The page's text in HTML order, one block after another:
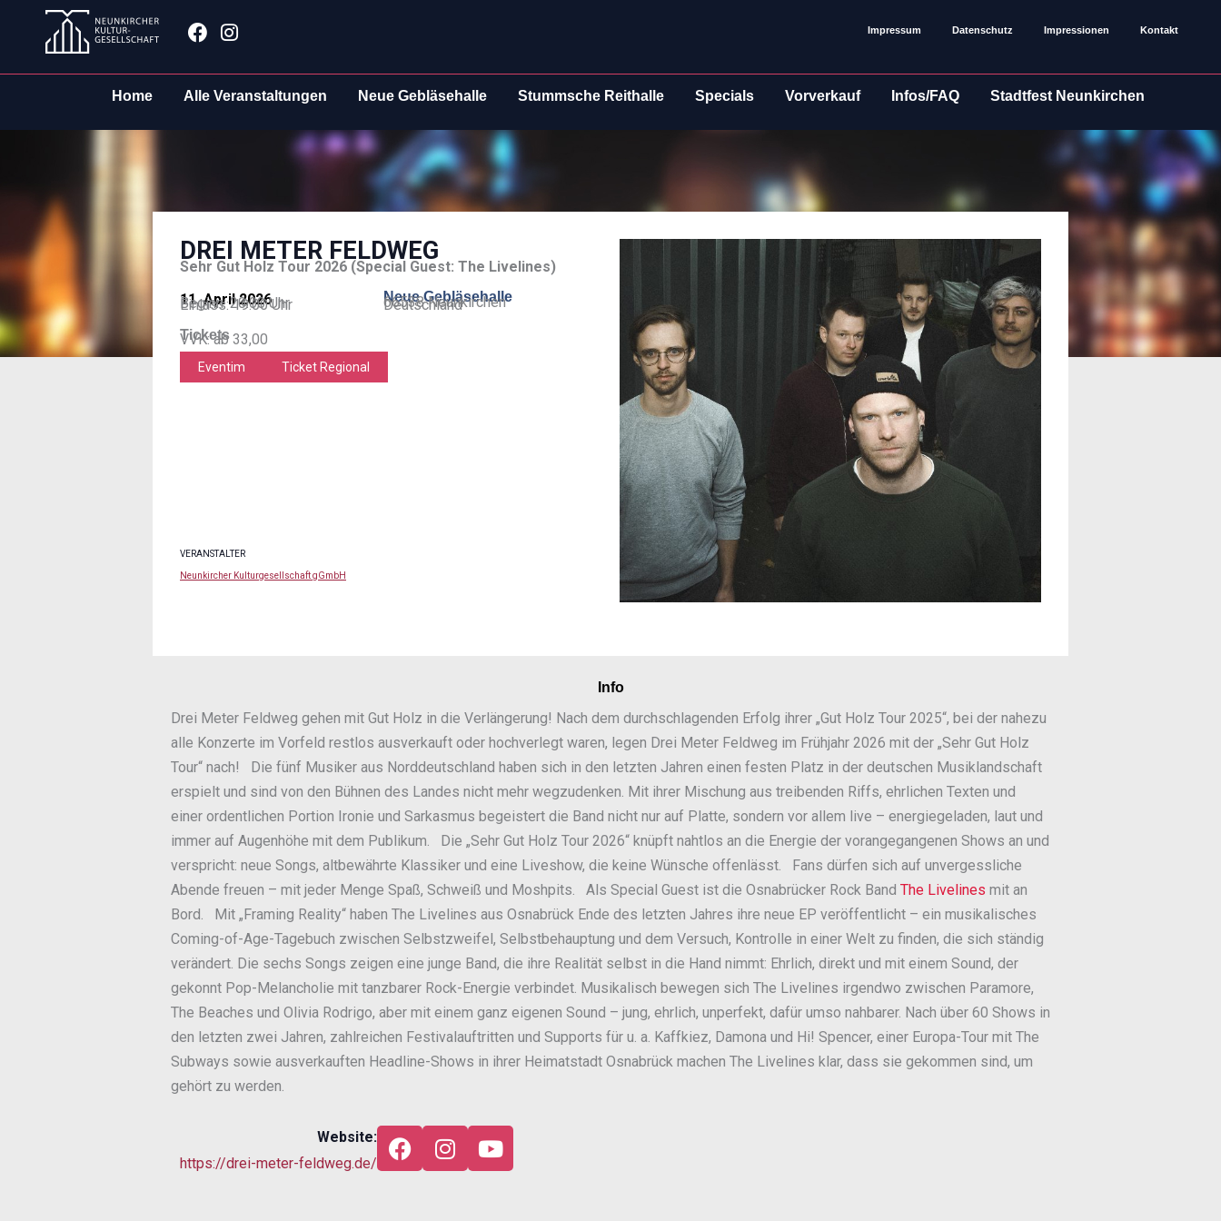
Facebook
Instagram Impressum Datenschutz Impressionen Kontakt
Home Alle Veranstaltungen Neue Gebläsehalle Stummsche Reithalle Specials Vorverkauf Infos/FAQ Stadtfest Neunkirchen
DREI METER FELDWEG
Sehr Gut Holz Tour 2026 (Special Guest: The Livelines)
Neue Gebläsehalle
66538 Neunkirchen
Deutschland
11. April 2026
Beginn: 20:00 Uhr
Einlass: 19:00 Uhr
Tickets
VVK: ab 33,00
Eventim Ticket Regional
VERANSTALTER
Neunkircher Kulturgesellschaft gGmbH
Info
Drei Meter Feldweg gehen mit Gut Holz in die Verlängerung! Nach dem durchschlagenden Erfolg ihrer „Gut Holz Tour 2025“, bei der nahezu
alle Konzerte im Vorfeld restlos ausverkauft oder hochverlegt waren, legen Drei Meter Feldweg im Frühjahr 2026 mit der „Sehr Gut Holz
Tour“ nach! Die fünf Musiker aus Norddeutschland haben sich in den letzten Jahren einen festen Platz in der deutschen Musiklandschaft
erspielt und sind von den Bühnen des Landes nicht mehr wegzudenken. Mit ihrer Mischung aus treibenden Riffs, ehrlichen Texten und
einer ordentlichen Portion Ironie und Sarkasmus begeistert die Band nicht nur auf Platte, sondern vor allem live – energiegeladen, laut und
immer auf Augenhöhe mit dem Publikum. Die „Sehr Gut Holz Tour 2026“ knüpft nahtlos an die Energie der vorangegangenen Shows an und
verspricht: neue Songs, altbewährte Klassiker und eine Liveshow, die keine Wünsche offenlässt. Fans dürfen sich auf unvergessliche
Abende freuen – mit jeder Menge Spaß, Schweiß und Moshpits. Als Special Guest ist die Osnabrücker Rock Band The Livelines mit an
Bord. Mit „Framing Reality“ haben The Livelines aus Osnabrück Ende des letzten Jahres ihre neue EP veröffentlicht – ein musikalisches
Coming-of-Age-Tagebuch zwischen Selbstzweifel, Selbstbehauptung und dem Versuch, Kontrolle in einer Welt zu finden, die sich ständig
verändert. Die sechs Songs zeigen eine junge Band, die ihre Realität selbst in die Hand nimmt: Ehrlich, direkt und mit einem Sound, der
gekonnt Pop-Melancholie mit tanzbarer Rock-Energie verbindet. Musikalisch bewegen sich The Livelines irgendwo zwischen Paramore,
The Beaches und Olivia Rodrigo, aber mit einem ganz eigenen Sound – jung, ehrlich, unperfekt, dafür umso nahbarer. Nach über 60 Shows in
den letzten zwei Jahren, zahlreichen Festivalauftritten und Supports für u. a. Kaffkiez, Damona und Hi! Spencer, einer Europa-Tour mit The
Subways sowie ausverkauften Headline-Shows in ihrer Heimatstadt Osnabrück machen The Livelines klar, dass sie gekommen sind, um
gehört zu werden.
Website:
https://drei-meter-feldweg.de/
F
a
I
n
Y
o